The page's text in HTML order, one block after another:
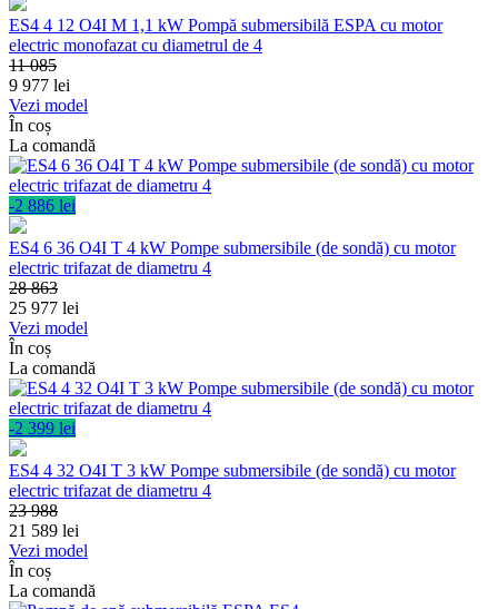
ES4 4 12 O4I M 1,1 kW Pompă submersibilă ESPA cu motor
electric monofazat cu diametrul de 4
11 085
9 977 lei
Vezi model
În coș
La comandă
-2 886 lei
ES4 6 36 O4I T 4 kW Pompe submersibile (de sondă) cu motor
electric trifazat de diametru 4
28 863
25 977 lei
Vezi model
În coș
La comandă
-2 399 lei
ES4 4 32 O4I T 3 kW Pompe submersibile (de sondă) cu motor
electric trifazat de diametru 4
23 988
21 589 lei
Vezi model
În coș
La comandă